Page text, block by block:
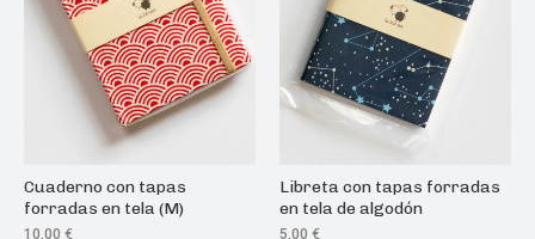
Cuaderno con tapas
forradas en tela (M)
10,00 €
Libreta con tapas forradas
en tela de algodón
5,00 €